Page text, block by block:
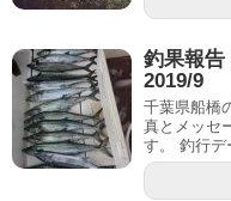
釣果報告
2019/9
千葉県船橋
真とメッセ
す。 釣行